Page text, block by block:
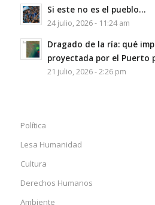
Si este no es el pueblo…
24 julio, 2026 - 11:24 am
Dragado de la ría: qué
proyectada por el Puerto
21 julio, 2026 - 2:26 pm
Política
Lesa Humanidad
Cultura
Derechos Humanos
Ambiente